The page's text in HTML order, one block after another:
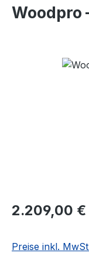
Woodpro
Bildergalerie
2.209,00 €
Preise inkl.